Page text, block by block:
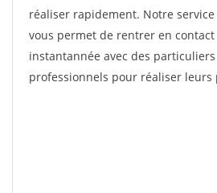
réaliser rapidement. Notre
vous permet de rentrer en
instantannée avec des
professionnels pour réaliser leurs